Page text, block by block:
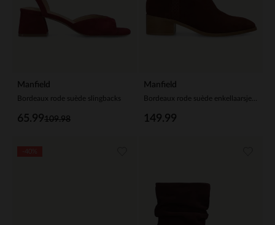
Manfield
Bordeaux rode suède slingbacks
109.98
65.99
Manfield
149.99